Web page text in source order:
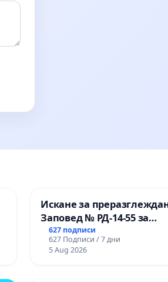
Искане за
Заповед № РД-14-55 за
вливането на
Професионалната
промишлени технологии
627 подписи
627 Подписи / 7 дни
5 Aug 2026